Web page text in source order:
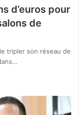
d’euros pour
de
tripler son réseau de